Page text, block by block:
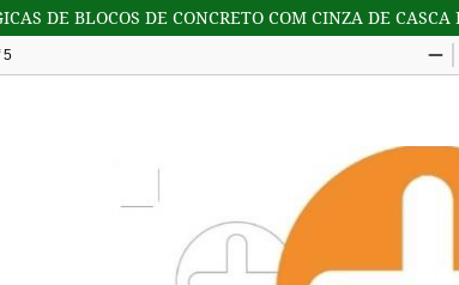
DE BLOCOS DE CONCRETO COM CINZA DE